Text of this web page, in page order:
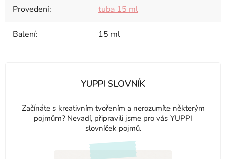
Provedení: tuba 15 ml
Balení: 15 ml
YUPPI SLOVNÍK
Začínáte s kreativním tvořením a nerozumíte některým
pojmům? Nevadí, připravili jsme pro vás YUPPI
slovníček pojmů.